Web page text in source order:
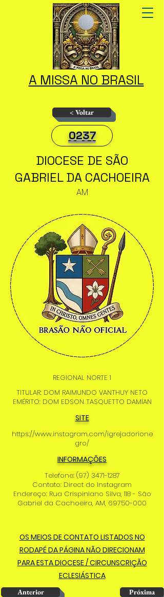
A MISSA NO BRASIL
< Voltar
0237
DIOCESE DE SÃO
GABRIEL DA CACHOEIRA
AM
REGIONAL NORTE 1
TITULAR: DOM RAIMUNDO VANTHUY NETO
EMÉRITO: DOM EDSON TASQUETTO DAMIAN
SITE
https://www.instagram.com/igrejadorione
gro/
INFORMAÇÕES
Telefone: (97) 3471-1287
Contato: Direct do Instagram
Endereço: Rua Crispiniano Silva, 118 - São
Gabriel da Cachoeira, AM, 69750-000
OS MEIOS DE CONTATO LISTADOS NO
RODAPÉ DA PÁGINA NÃO DIRECIONAM
PARA ESTA DIOCESE / CIRCUNSCRIÇÃO
ECLESIÁSTICA
Anterior Próxima